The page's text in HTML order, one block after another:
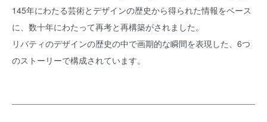
145年にわたる芸術とデザインの歴史から得られた情報をベース
に、数十年にわたって再考と再構築がされました。
リバティのデザインの歴史の中で画期的な瞬間を表現した、6つ
のストーリーで構成されています。